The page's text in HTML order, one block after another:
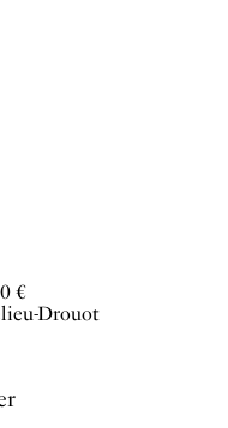
€
Drouot